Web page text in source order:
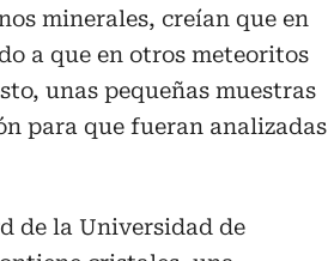
minerales, creían que en
a que en otros meteoritos
unas pequeñas muestras
para que fueran analizadas
de la Universidad de